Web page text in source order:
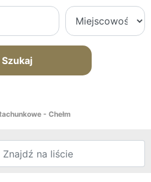
Szukaj
- Chełm